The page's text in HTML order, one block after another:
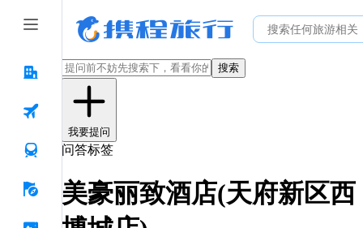
搜索
我要提问
问答标签
美豪丽致酒店(天府新区西